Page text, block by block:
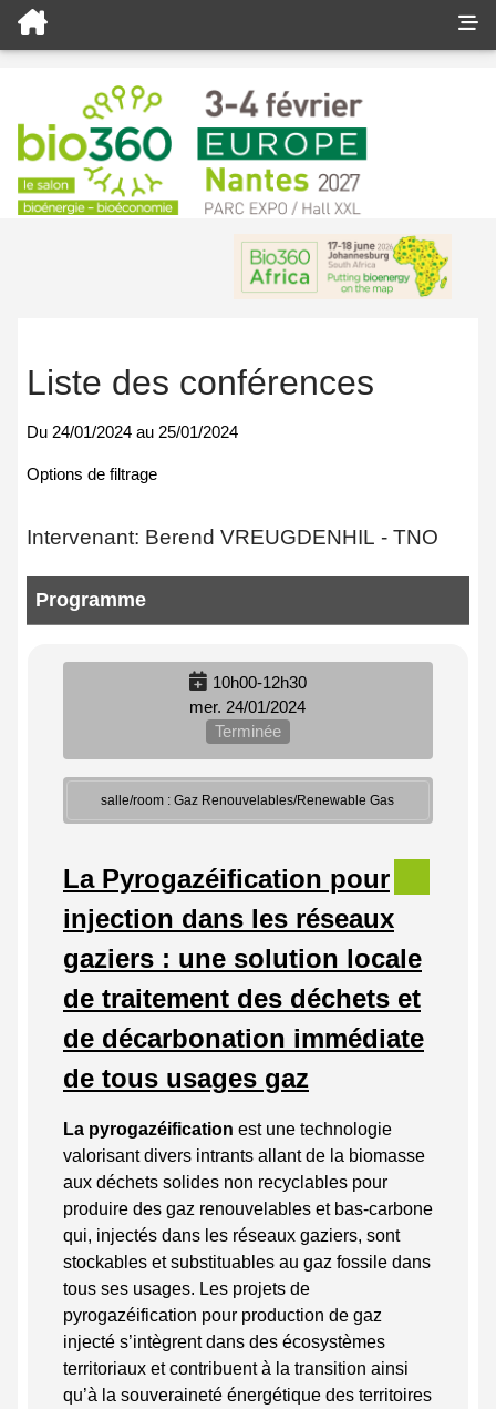
Liste des conférences
Du 24/01/2024 au 25/01/2024
Options de filtrage
Intervenant: Berend VREUGDENHIL - TNO
Programme
10h00-12h30
mer. 24/01/2024
Terminée
salle/room : Gaz Renouvelables/Renewable Gas
La Pyrogazéification pour
injection dans les réseaux
gaziers : une solution locale
de traitement des déchets et
de décarbonation immédiate
de tous usages gaz
La pyrogazéification est une technologie
valorisant divers intrants allant de la biomasse
aux déchets solides non recyclables pour
produire des gaz renouvelables et bas-carbone
qui, injectés dans les réseaux gaziers, sont
stockables et substituables au gaz fossile dans
tous ses usages. Les projets de
pyrogazéification pour production de gaz
injecté s’intègrent dans des écosystèmes
territoriaux et contribuent à la transition ainsi
qu’à la souveraineté énergétique des territoires